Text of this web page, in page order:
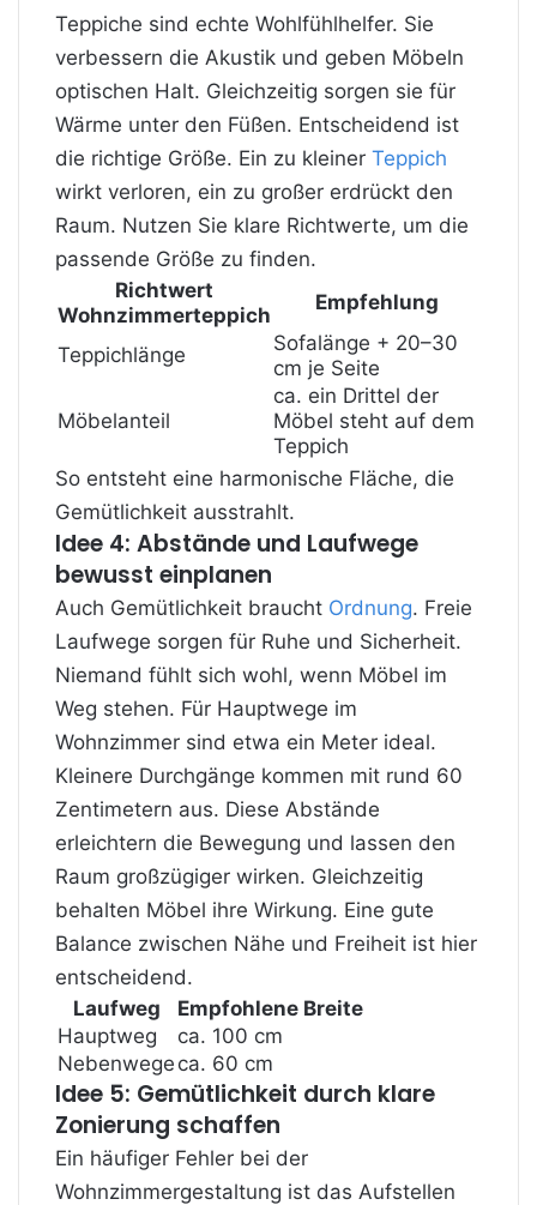
Teppiche sind echte Wohlfühlhelfer. Sie
verbessern die Akustik und geben Möbeln
optischen Halt. Gleichzeitig sorgen sie für
Wärme unter den Füßen. Entscheidend ist
die richtige Größe. Ein zu kleiner Teppich
wirkt verloren, ein zu großer erdrückt den
Raum. Nutzen Sie klare Richtwerte, um die
passende Größe zu finden.
Richtwert
Wohnzimmerteppich
Empfehlung
Teppichlänge
Sofalänge + 20–30
cm je Seite
Möbelanteil
ca. ein Drittel der
Möbel steht auf dem
Teppich
So entsteht eine harmonische Fläche, die
Gemütlichkeit ausstrahlt.
Idee 4: Abstände und Laufwege
bewusst einplanen
Auch Gemütlichkeit braucht Ordnung. Freie
Laufwege sorgen für Ruhe und Sicherheit.
Niemand fühlt sich wohl, wenn Möbel im
Weg stehen. Für Hauptwege im
Wohnzimmer sind etwa ein Meter ideal.
Kleinere Durchgänge kommen mit rund 60
Zentimetern aus. Diese Abstände
erleichtern die Bewegung und lassen den
Raum großzügiger wirken. Gleichzeitig
behalten Möbel ihre Wirkung. Eine gute
Balance zwischen Nähe und Freiheit ist hier
entscheidend.
Laufweg
Empfohlene Breite
Hauptweg
ca. 100 cm
Nebenwege ca. 60 cm
Idee 5: Gemütlichkeit durch klare
Zonierung schaffen
Ein häufiger Fehler bei der
Wohnzimmergestaltung ist das Aufstellen